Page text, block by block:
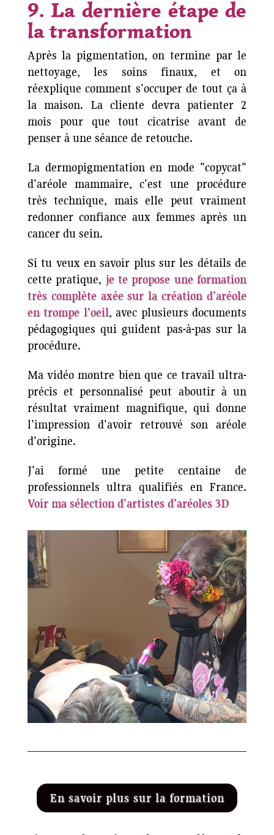
9. La dernière étape de
la transformation
Après la pigmentation, on termine par le
nettoyage, les soins finaux, et on
réexplique comment s'occuper de tout ça à
la maison. La cliente devra patienter 2
mois pour que tout cicatrise avant de
penser à une séance de retouche.
La dermopigmentation en mode "copycat"
d'aréole mammaire, c'est une procédure
très technique, mais elle peut vraiment
redonner confiance aux femmes après un
cancer du sein.
Si tu veux en savoir plus sur les détails de
cette pratique, je te propose une formation
très complète axée sur la création d'aréole
en trompe l'oeil, avec plusieurs documents
pédagogiques qui guident pas-à-pas sur la
procédure.
Ma vidéo montre bien que ce travail ultra-
précis et personnalisé peut aboutir à un
résultat vraiment magnifique, qui donne
l'impression d'avoir retrouvé son aréole
d'origine.
J'ai formé une petite centaine de
professionnels ultra qualifiés en France.
Voir ma sélection d'artistes d'aréoles 3D
En savoir plus sur la formation